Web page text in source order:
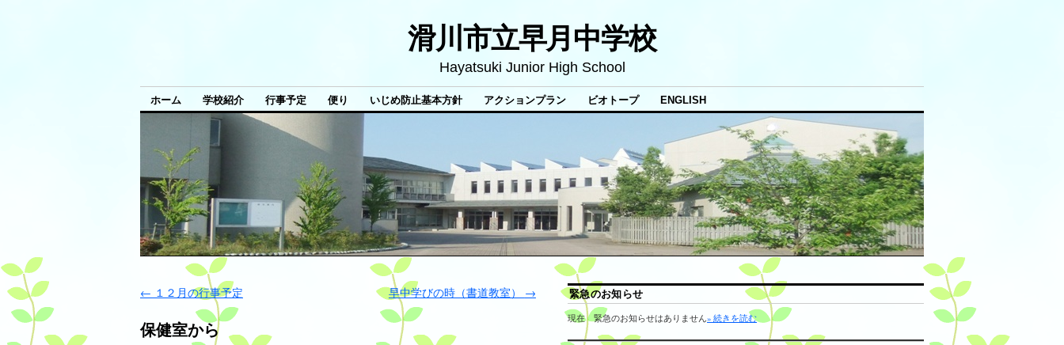
滑川市立早月中学校
Hayatsuki Junior High School
ホーム 学校紹介 行事予定 便り いじめ防止基本方針 アクションプラン ビオトープ ENGLISH
← １２月の行事予定 早中学びの時（書道教室） →
保健室から
緊急のお知らせ
現在 緊急のお知らせはありません» 続きを読む